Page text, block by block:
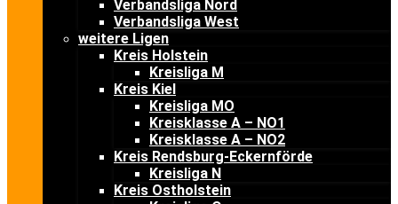
Verbandsliga Nord
Verbandsliga West
weitere Ligen
Kreis Holstein
Kreisliga M
Kreis Kiel
Kreisliga MO
Kreisklasse A – NO1
Kreisklasse A – NO2
Kreis Rendsburg-Eckernförde
Kreisliga N
Kreis Ostholstein